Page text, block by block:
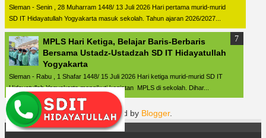
Sleman - Senin , 28 Muharram 1448/ 13 Juli 2026 Hari pertama murid-murid
SD IT Hidayatullah Yogyakarta masuk sekolah. Tahun ajaran 2026/2027...
MPLS Hari Ketiga, Belajar Baris-Berbaris
Bersama Ustadz-Ustadzah SD IT Hidayatullah
Yogyakarta
Sleman - Rabu , 1 Shafar 1448/ 15 Juli 2026 Hari ketiga murid-murid SD IT
Hidayatullah Yogyakarta mengikuti kegiatan MPLS di sekolah. Dihar...
Powered by Blogger.